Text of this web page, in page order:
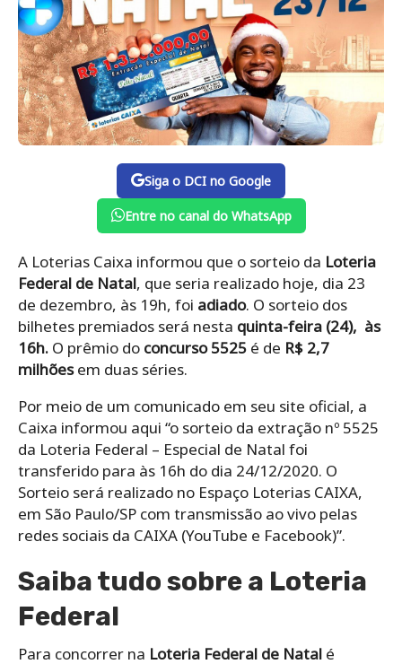
Siga o DCI no Google
Entre no canal do WhatsApp
A Loterias Caixa informou que o sorteio da Loteria
Federal de Natal, que seria realizado hoje, dia 23
de dezembro, às 19h, foi adiado. O sorteio dos
bilhetes premiados será nesta quinta-feira (24), às
16h. O prêmio do concurso 5525 é de R$ 2,7
milhõesem duas séries.
Por meio de um comunicado em seu site oficial, a
Caixa informou aqui “o sorteio da extração nº 5525
da Loteria Federal – Especial de Natal foi
transferido para às 16h do dia 24/12/2020. O
Sorteio será realizado no Espaço Loterias CAIXA,
em São Paulo/SP com transmissão ao vivo pelas
redes sociais da CAIXA (YouTube e Facebook)”.
Saiba tudo sobre a Loteria
Federal
Para concorrer na Loteria Federal de Natal é